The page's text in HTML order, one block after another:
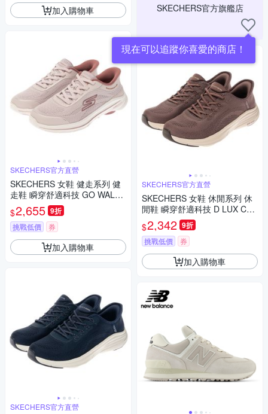
加入購物車
SKECHERS官方直營
SKECHERS 女鞋 健走系列 健
走鞋 瞬穿舒適科技 GO WALK
8 寬楦款 - 125935WMVE
$2,655 9折
挑戰低價 券
加入購物車
SKECHERS官方直營
SKECHERS官方旗艦店
現在可以追蹤你喜愛的商店！
SKECHERS官方直營
SKECHERS 女鞋 休閒系列 休
閒鞋 瞬穿舒適科技 D LUX CO
MFORT 2.0 - 104494BRN
$2,342 9折
挑戰低價 券
加入購物車